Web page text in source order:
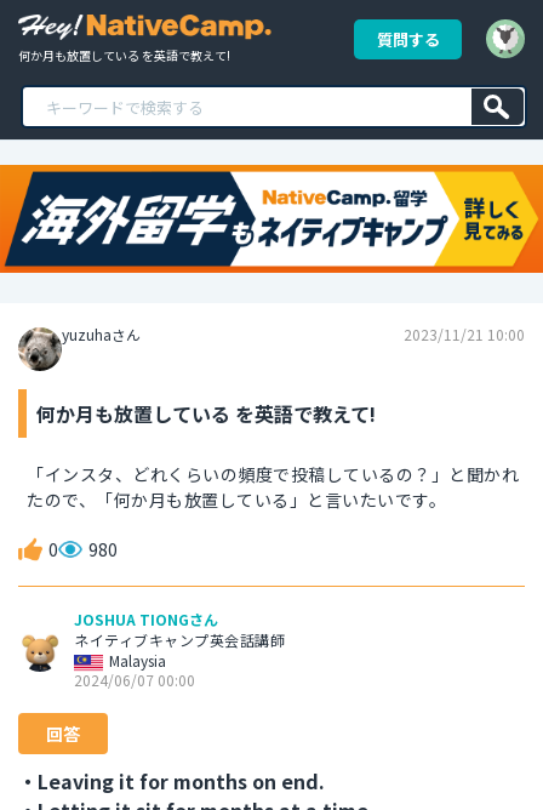
何か月も放置している を英語で教えて!
質問する
yuzuhaさん 2023/11/21 10:00
何か月も放置している を英語で教えて!
「インスタ、どれくらいの頻度で投稿しているの？」と聞かれ
たので、「何か月も放置している」と言いたいです。
0 980
JOSHUA TIONGさん
ネイティブキャンプ英会話講師
Malaysia
2024/06/07 00:00
回答
・Leaving it for months on end.